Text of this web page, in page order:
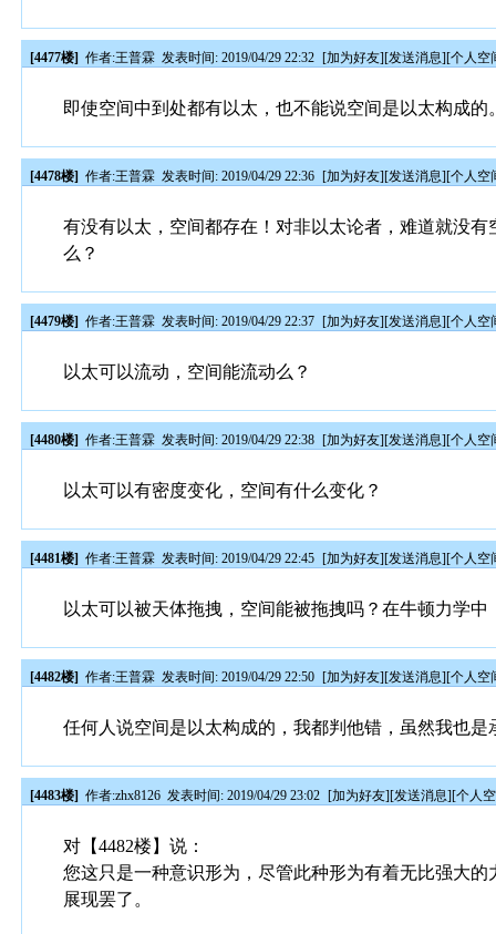
[4477楼] 作者:王普霖 发表时间: 2019/04/29 22:32 [加为好友][发送消息][个人空
即使空间中到处都有以太，也不能说空间是以太构成的
[4478楼] 作者:王普霖 发表时间: 2019/04/29 22:36 [加为好友][发送消息][个人空
有没有以太，空间都存在！对非以太论者，难道就没
么？
[4479楼] 作者:王普霖 发表时间: 2019/04/29 22:37 [加为好友][发送消息][个人空
以太可以流动，空间能流动么？
[4480楼] 作者:王普霖 发表时间: 2019/04/29 22:38 [加为好友][发送消息][个人空
以太可以有密度变化，空间有什么变化？
[4481楼] 作者:王普霖 发表时间: 2019/04/29 22:45 [加为好友][发送消息][个人空
以太可以被天体拖拽，空间能被拖拽吗？在牛顿力学
[4482楼] 作者:王普霖 发表时间: 2019/04/29 22:50 [加为好友][发送消息][个人空
任何人说空间是以太构成的，我都判他错，虽然我也是
[4483楼] 作者:zhx8126 发表时间: 2019/04/29 23:02 [加为好友][发送消息][个人
对【4482楼】说：
您这只是一种意识形为，尽管此种形为有着无比强大
展现罢了。